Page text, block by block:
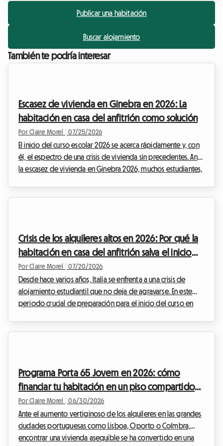
Publicar una habitación
Buscar alojamiento
También te podría interesar
Escasez de vivienda en Ginebra en 2026: La
habitación en casa del anfitrión como solución
Por Claire Morel 07/25/2026
El inicio del curso escolar 2026 se acerca rápidamente y, con
él, el espectro de una crisis de vivienda sin precedentes. Ante
la escasez de vivienda en Ginebra 2026, muchos estudiantes,
oficinas de las agenc...
Crisis de los alquileres altos en 2026: Por qué la
habitación en casa del anfitrión salva el inicio
del curso escolar de los estudiantes italianos
Por Claire Morel 07/20/2026
Desde hace varios años, Italia se enfrenta a una crisis de
alojamiento estudiantil que no deja de agravarse. En este
periodo crucial de preparación para el inicio del curso en
Milán, Roma o Bolonia y...
Programa Porta 65 Jovem en 2026: cómo
financiar tu habitación en un piso compartido
en Portugal
Por Claire Morel 06/30/2026
Ante el aumento vertiginoso de los alquileres en las grandes
ciudades portuguesas como Lisboa, Oporto o Coímbra,
encontrar una vivienda asequible se ha convertido en una